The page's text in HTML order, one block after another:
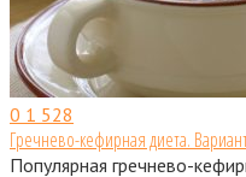
0 1 528
Гречнево-кефирная диета.
Популярная гречнево-